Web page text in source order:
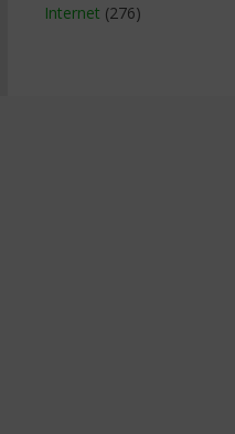
Internet (276)